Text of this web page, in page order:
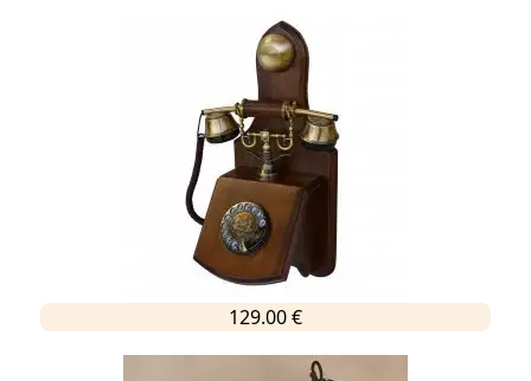
129.00 €